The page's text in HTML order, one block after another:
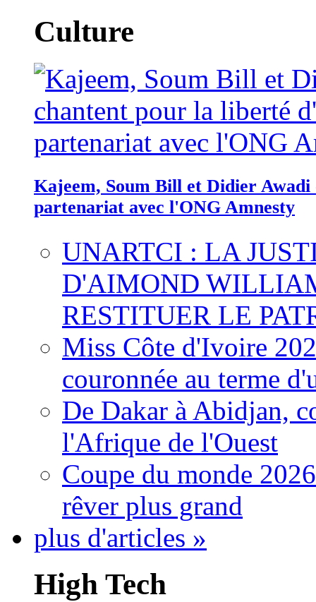
Culture
Kajeem, Soum Bill et Didier
partenariat avec l'ONG Amnesty
UNARTCI : LA
D'AIMOND
RESTITUER LE
Miss Côte d'Ivoire
couronnée au terme
De Dakar à Abidjan,
l'Afrique de l'Ouest
Coupe du monde
rêver plus grand
plus d'articles »
High Tech